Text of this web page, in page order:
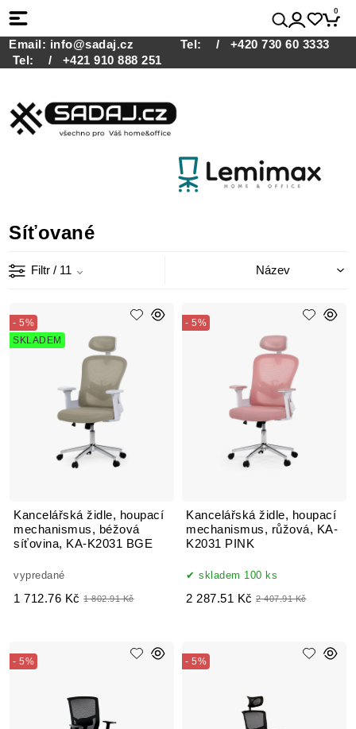
0
Email: info@sadaj.cz Tel:
/ +420 730 60 3333
Tel:
/ +421 910 888 251
Síťované
Filtr / 11
Kancelářská židle, houpací
mechanismus, béžová
síťovina, KA-K2031 BGE
- 5%
SKLADEM
vypredané
1 712.76 Kč 1 802.91 Kč
Kancelářská židle, houpací
mechanismus, růžová, KA-
K2031 PINK
- 5%
skladem 100 ks
2 287.51 Kč 2 407.91 Kč
- 5% - 5%